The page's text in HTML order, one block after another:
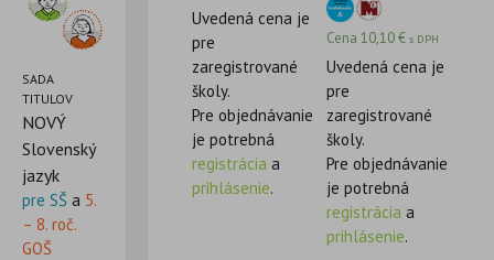
SADA
TITULOV
NOVÝ
Slovenský
jazyk
pre SŠ a 5.
– 8. roč.
GOŠ
Uvedená cena je
pre
zaregistrované
školy.
Pre objednávanie
je potrebná
registrácia a
prihlásenie.
Cena 10,10€ s DPH
Uvedená cena je
pre
zaregistrované
školy.
Pre objednávanie
je potrebná
registrácia a
prihlásenie.